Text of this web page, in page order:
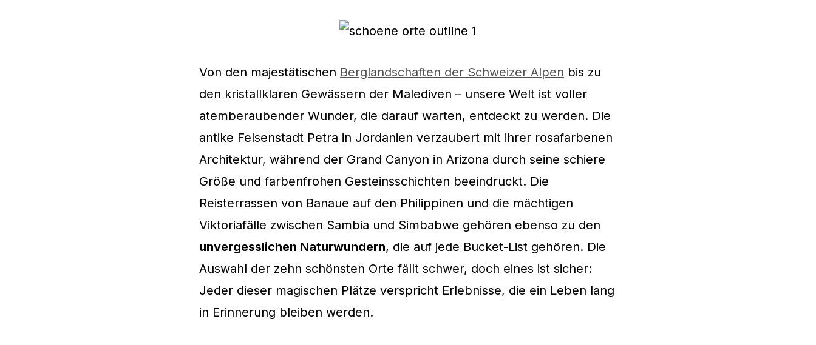
Von den majestätischen Berglandschaften der Schweizer Alpen bis zu
den kristallklaren Gewässern der Malediven – unsere Welt ist voller
atemberaubender Wunder, die darauf warten, entdeckt zu werden. Die
antike Felsenstadt Petra in Jordanien verzaubert mit ihrer rosafarbenen
Architektur, während der Grand Canyon in Arizona durch seine schiere
Größe und farbenfrohen Gesteinsschichten beeindruckt. Die
Reisterrassen von Banaue auf den Philippinen und die mächtigen
Viktoriafälle zwischen Sambia und Simbabwe gehören ebenso zu den
unvergesslichen Naturwundern, die auf jede Bucket-List gehören. Die
Auswahl der zehn schönsten Orte fällt schwer, doch eines ist sicher:
Jeder dieser magischen Plätze verspricht Erlebnisse, die ein Leben lang
in Erinnerung bleiben werden.